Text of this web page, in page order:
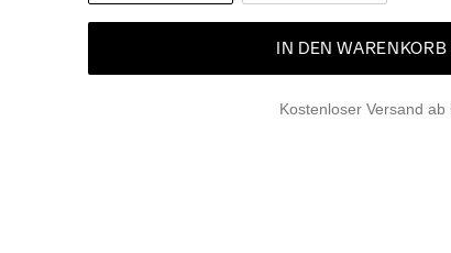
IN DEN WARENKORB
Kostenloser Versand ab